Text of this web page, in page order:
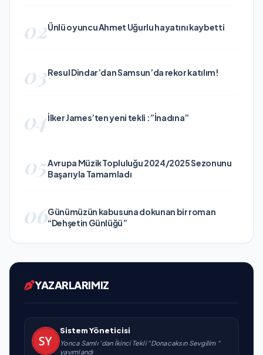
02Ünlü oyuncu Ahmet Uğurlu hayatını kaybetti
03Resul Dindar’dan Samsun’da rekor katılım!
04İlker James’ten yeni tekli :”İnadına”
05Avrupa Müzik Topluluğu 2024/2025 Sezonunu
Başarıyla Tamamladı
06Günümüzün kabusuna dokunan bir roman
“Dehşetin Günlüğü”
YAZARLARIMIZ
Sistem Yöneticisi
Yonca Samlı ‘dan İkinci Tekli “Donacaksın Sevgilim “
yayımlandı